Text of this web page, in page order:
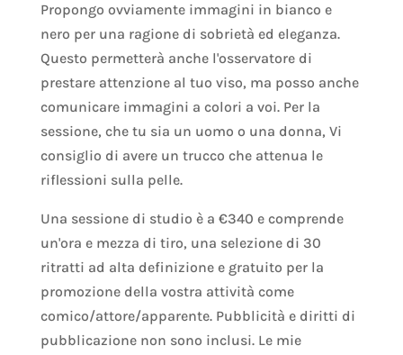
Propongo ovviamente immagini in bianco e
nero per una ragione di sobrietà ed eleganza.
Questo permetterà anche l'osservatore di
prestare attenzione al tuo viso, ma posso anche
comunicare immagini a colori a voi. Per la
sessione, che tu sia un uomo o una donna, Vi
consiglio di avere un trucco che attenua le
riflessioni sulla pelle.
Una sessione di studio è a €340 e comprende
un'ora e mezza di tiro, una selezione di 30
ritratti ad alta definizione e gratuito per la
promozione della vostra attività come
comico/attore/apparente. Pubblicità e diritti di
pubblicazione non sono inclusi. Le mie